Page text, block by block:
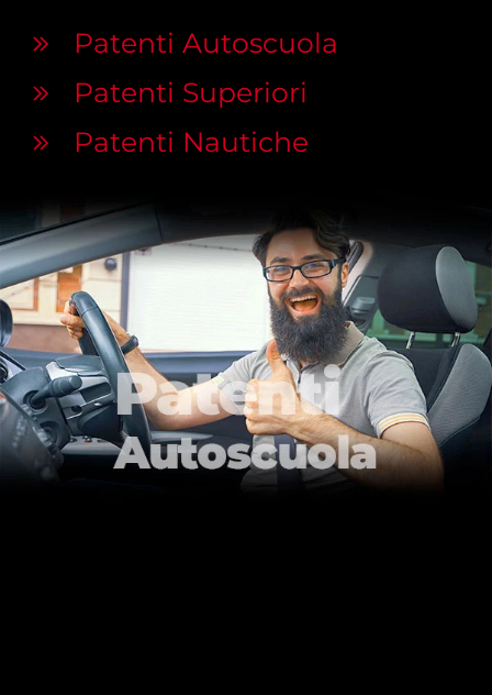
Patenti Autoscuola
Patenti Superiori
Patenti Nautiche